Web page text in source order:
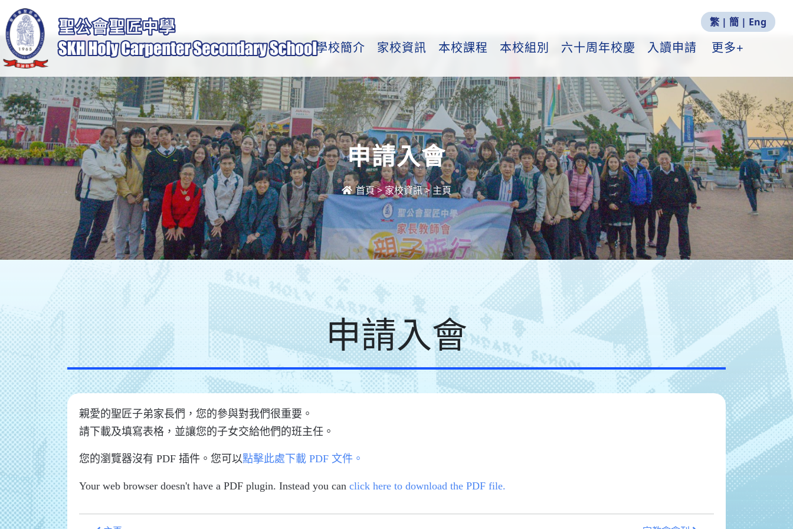
繁 | 簡 | Eng
學校簡介
家校資訊 本校課程 本校組別 六十周年校慶 入讀申請 更多+
申請入會
首頁>家校資訊>主頁
申請入會
親愛的聖匠子弟家長們，您的參與對我們很重要。
請下載及填寫表格，並讓您的子女交給他們的班主任。
您的瀏覽器沒有 PDF 插件。您可以點擊此處下載 PDF 文件。
Your web browser doesn't have a PDF plugin. Instead you can click here to download the PDF file.